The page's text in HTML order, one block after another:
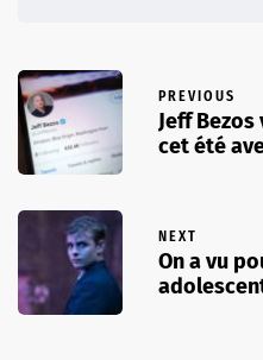
PREVIOUS
Jeff Bezos
cet été
NEXT
On a vu